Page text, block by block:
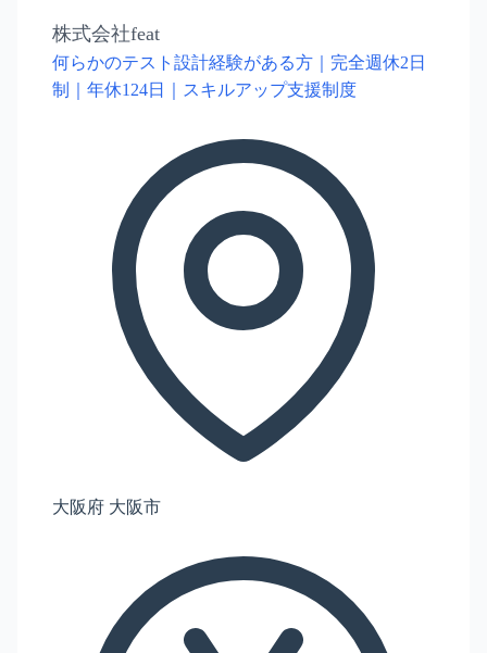
株式会社feat
何らかのテスト設計経験がある方｜完全週休2日
制｜年休124日｜スキルアップ支援制度
大阪府 大阪市